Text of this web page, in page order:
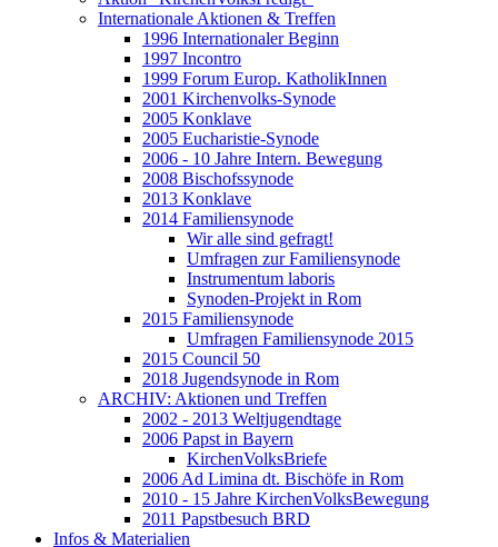
Internationale Aktionen & Treffen
1996 Internationaler Beginn
1997 Incontro
1999 Forum Europ. KatholikInnen
2001 Kirchenvolks-Synode
2005 Konklave
2005 Eucharistie-Synode
2006 - 10 Jahre Intern. Bewegung
2008 Bischofssynode
2013 Konklave
2014 Familiensynode
Wir alle sind gefragt!
Umfragen zur Familiensynode
Instrumentum laboris
Synoden-Projekt in Rom
2015 Familiensynode
Umfragen Familiensynode 2015
2015 Council 50
2018 Jugendsynode in Rom
ARCHIV: Aktionen und Treffen
2002 - 2013 Weltjugendtage
2006 Papst in Bayern
KirchenVolksBriefe
2006 Ad Limina dt. Bischöfe in Rom
2010 - 15 Jahre KirchenVolksBewegung
2011 Papstbesuch BRD
Infos & Materialien